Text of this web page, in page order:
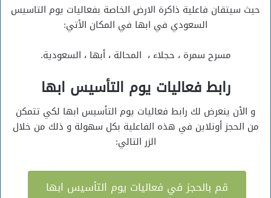
حيث سيتقان فاعلية ذاكرة الارض الخاصة بفعاليات يوم التاسيس
السعودي في ابها في المكان الأتي:
مسرح سمرة ، حجلاء ، المحالة ، أبها ، السعودية.
رابط فعاليات يوم التأسيس ابها
و الأن ينعرض لك رابط فعاليات يوم التأسيس ابها لكي تتمكن
من الحجز أونلاين في هذه الفاعلية بكل سهولة و ذلك من خلال
الزر التالي:
قم بالحجز في فعاليات يوم التأسيس ابها